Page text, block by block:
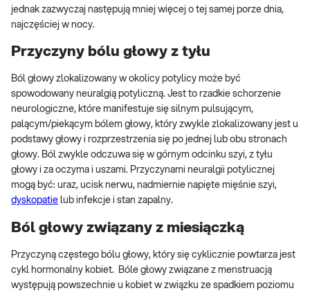
jednak zazwyczaj następują mniej więcej o tej samej porze dnia,
najczęściej w nocy.
Przyczyny bólu głowy z tyłu
Ból głowy zlokalizowany w okolicy potylicy może być
spowodowany neuralgią potyliczną. Jest to rzadkie schorzenie
neurologiczne, które manifestuje się silnym pulsującym,
palącym/piekącym bólem głowy, który zwykle zlokalizowany jest u
podstawy głowy i rozprzestrzenia się po jednej lub obu stronach
głowy. Ból zwykle odczuwa się w górnym odcinku szyi, z tyłu
głowy i za oczyma i uszami. Przyczynami neuralgii potylicznej
mogą być: uraz, ucisk nerwu, nadmiernie napięte mięśnie szyi,
dyskopatie lub infekcje i stan zapalny.
Ból głowy związany z miesiączką
Przyczyną częstego bólu głowy, który się cyklicznie powtarza jest
cykl hormonalny kobiet. Bóle głowy związane z menstruacją
występują powszechnie u kobiet w związku ze spadkiem poziomu